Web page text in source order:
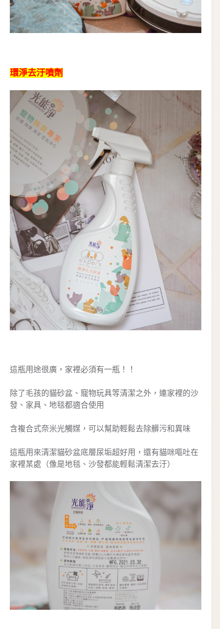
環淨去汙噴劑
這瓶用途很廣，家裡必須有一瓶！！
除了毛孩的貓砂盆、寵物玩具等清潔之外，連家裡的沙
發、家具、地毯都適合使用
含複合式奈米光觸媒，可以幫助輕鬆去除髒污和異味
這瓶用來清潔貓砂盆底層尿垢超好用，還有貓咪嘔吐在
家裡某處（像是地毯、沙發都能輕鬆清潔去汙）